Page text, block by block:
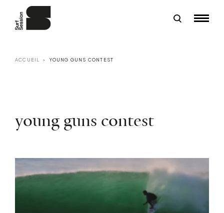
ACCUEIL YOUNG GUNS CONTEST
young guns contest